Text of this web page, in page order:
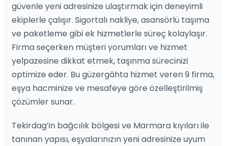
güvenle yeni adresinize ulaştırmak için deneyimli
ekiplerle çalışır. Sigortalı nakliye, asansörlü taşıma
ve paketleme gibi ek hizmetlerle süreç kolaylaşır.
Firma seçerken müşteri yorumları ve hizmet
yelpazesine dikkat etmek, taşınma sürecinizi
optimize eder. Bu güzergâhta hizmet veren 9 firma,
eşya hacminize ve mesafeye göre özelleştirilmiş
çözümler sunar.
Tekirdag’in bağcılık bölgesi ve Marmara kıyıları ile
tanınan yapısı, eşyalarınızın yeni adresinize uyum